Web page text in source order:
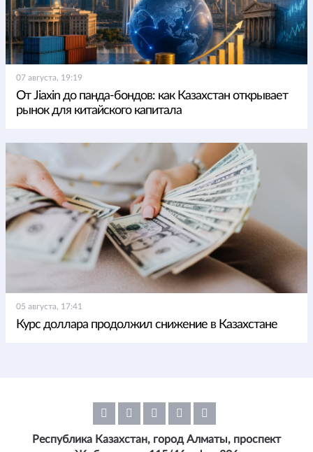
07 августа, 19:19
От Jiaxin до панда-бондов: как Казахстан открывает
рынок для китайского капитала
05 августа, 17:41
Курс доллара продолжил снижение в Казахстане
Республика Казахстан, город Алматы, проспект